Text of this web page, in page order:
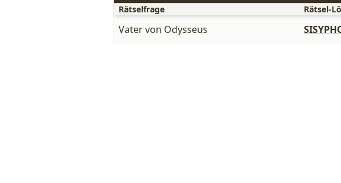
Rätselfrage Rätsel-
Vater von Odysseus